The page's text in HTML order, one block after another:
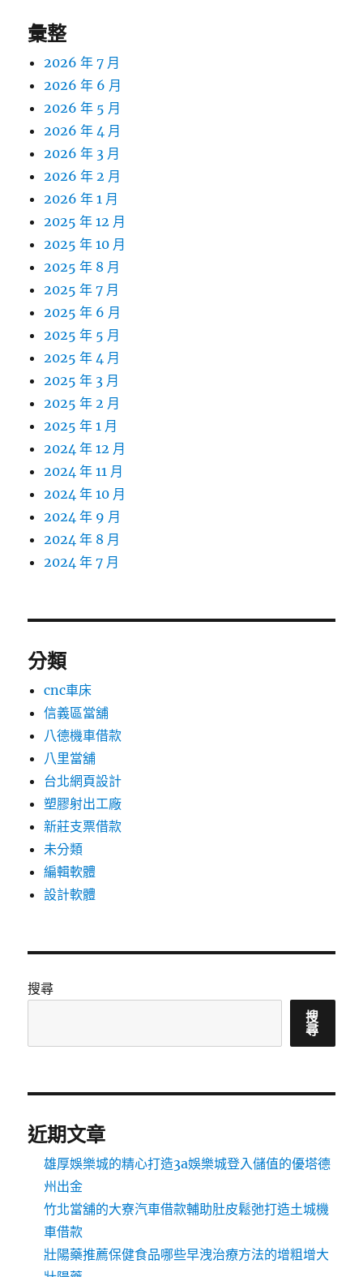
彙整
2026 年 7 月
2026 年 6 月
2026 年 5 月
2026 年 4 月
2026 年 3 月
2026 年 2 月
2026 年 1 月
2025 年 12 月
2025 年 10 月
2025 年 8 月
2025 年 7 月
2025 年 6 月
2025 年 5 月
2025 年 4 月
2025 年 3 月
2025 年 2 月
2025 年 1 月
2024 年 12 月
2024 年 11 月
2024 年 10 月
2024 年 9 月
2024 年 8 月
2024 年 7 月
分類
cnc車床
信義區當舖
八德機車借款
八里當舖
台北網頁設計
塑膠射出工廠
新莊支票借款
未分類
編輯軟體
設計軟體
搜尋
搜
尋
近期文章
雄厚娛樂城的精心打造3a娛樂城登入儲值的優塔德
州出金
竹北當舖的大寮汽車借款輔助肚皮鬆弛打造土城機
車借款
壯陽藥推薦保健食品哪些早洩治療方法的增粗增大